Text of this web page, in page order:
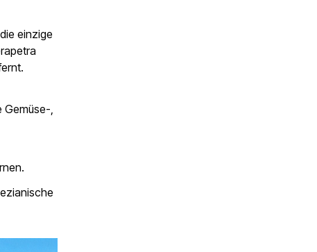
einzige
Gemüse-,